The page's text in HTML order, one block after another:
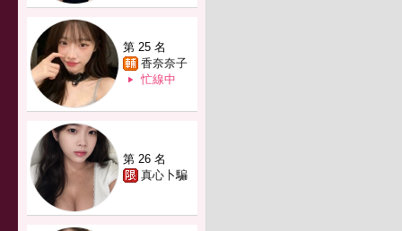
第 25 名
香奈奈子
忙線中
第 26 名
真心卜騙